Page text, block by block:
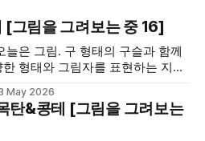
[그림을 그려보는 중 16]
슬과 함께
형태와 그림자를 표현하는 지점
May 2026
탄&콩테 [그림을 그려보는